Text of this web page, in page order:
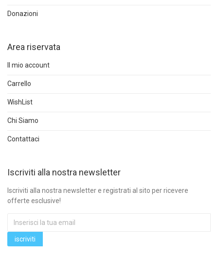
Donazioni
Area riservata
Il mio account
Carrello
WishList
Chi Siamo
Contattaci
Iscriviti alla nostra newsletter
Iscriviti alla nostra newsletter e registrati al sito per ricevere
offerte esclusive!